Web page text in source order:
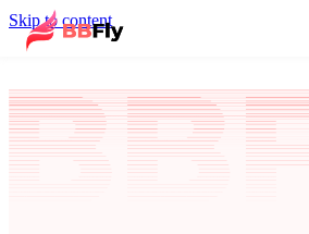
Skip to content